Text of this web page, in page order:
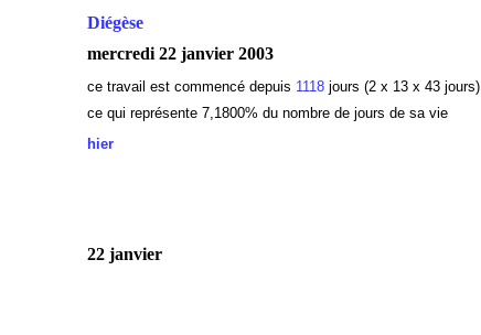
Diégèse
mercredi 22 janvier 2003
ce travail est commencé depuis 1118jours (2 x 13 x 43 jours)
ce qui représente 7,1800% du nombre de jours de sa vie
hier
22 janvier